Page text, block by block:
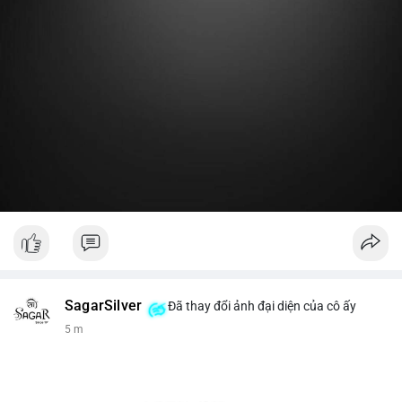
SagarSilver Đã thay đổi ảnh đại diện của cô ấy
5 m